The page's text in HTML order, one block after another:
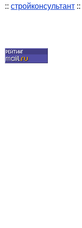
:: стройконсультант ::